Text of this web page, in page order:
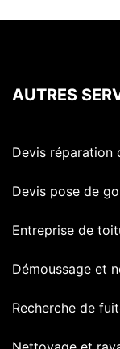
AUTRES
Devis réparation
Devis pose de
Entreprise de
Démoussage et
Recherche de